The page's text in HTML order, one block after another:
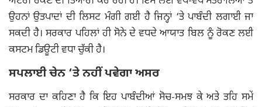
ਉਹਨਾਂ ਉਤਪਾਦਾਂ ਦੀ ਲਿਸਟ ਮੰਗੀ ਗਈ ਹੈ ਜਿਨ੍ਹਾਂ ‘ਤੇ ਪਾਬੰਦੀ ਲਗਾਈ ਜਾ
ਸਕਦੀ ਹੈ। ਸਰਕਾਰ ਪਹਿਲਾਂ ਹੀ ਸੋਨੇ ਦੇ ਵਧਦੇ ਆਯਾਤ ਬਿਲ ਨੂੰ ਰੋਕਣ ਲਈ
ਕਸਟਮ ਡਿਊਟੀ ਵਧਾ ਚੁੱਕੀ ਹੈ।
ਸਪਲਾਈ ਚੇਨ ‘ਤੇ ਨਹੀਂ ਪਵੇਗਾ ਅਸਰ
ਸਰਕਾਰ ਦਾ ਕਹਿਣਾ ਹੈ ਕਿ ਇਹ ਪਾਬੰਦੀਆਂ ਸੋਚ-ਸਮਝ ਕੇ ਅਤੇ ਤਹਿ ਸਮੇਂ